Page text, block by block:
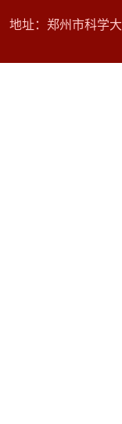
地址：郑州市科学